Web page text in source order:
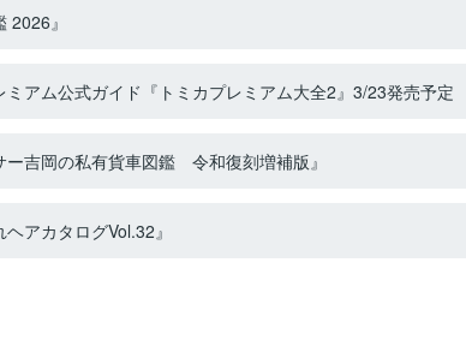
2026』
ミアム公式ガイド『トミカプレミアム大全2』3/23発売予定
ー吉岡の私有貨車図鑑 令和復刻増補版』
アカタログVol.32』